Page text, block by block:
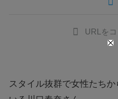
URLを
スタイル抜群で女性たち